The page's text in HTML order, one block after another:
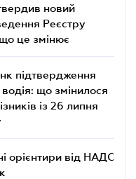
новий
Реєстру
це змінює
підтвердження
водія: що змінилося
із 26 липня
орієнтири від НАДС